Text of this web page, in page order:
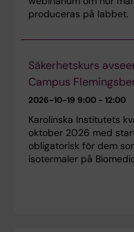
produceras på labbet.
Säkerhetskurs
Campus
2026-10-19 9:00 - 12:00
Karolinska Institutets
oktober 2026 med
obligatorisk för dem
isotermaler på